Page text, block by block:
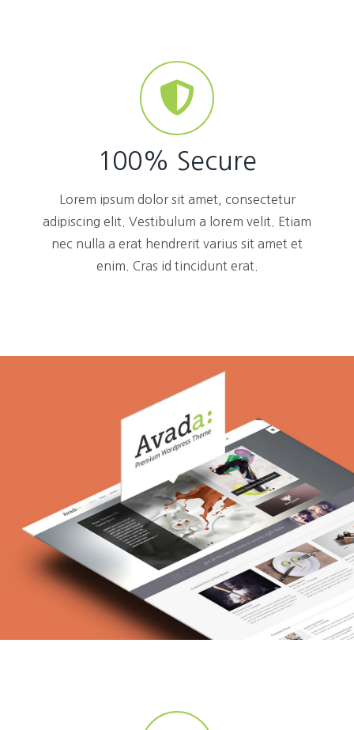
100% Secure
Lorem ipsum dolor sit amet, consectetur
adipiscing elit. Vestibulum a lorem velit. Etiam
nec nulla a erat hendrerit varius sit amet et
enim. Cras id tincidunt erat.